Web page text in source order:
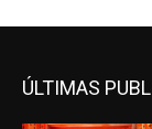
ÚLTIMAS